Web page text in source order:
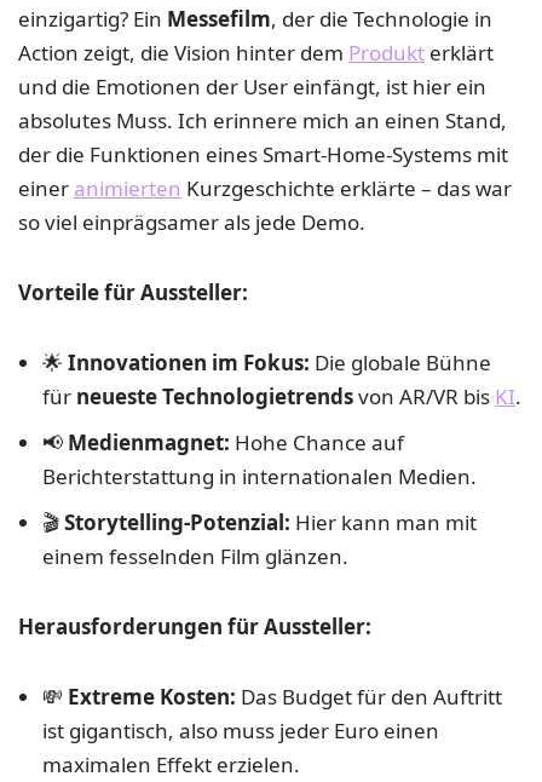
einzigartig? Ein Messefilm, der die Technologie in
Action zeigt, die Vision hinter dem Produkt erklärt
und die Emotionen der User einfängt, ist hier ein
absolutes Muss. Ich erinnere mich an einen Stand,
der die Funktionen eines Smart-Home-Systems mit
einer animierten Kurzgeschichte erklärte – das war
so viel einprägsamer als jede Demo.
Vorteile für Aussteller:
🌟 Innovationen im Fokus: Die globale Bühne
für neueste Technologietrendsvon AR/VR bis KI.
📢 Medienmagnet: Hohe Chance auf
Berichterstattung in internationalen Medien.
🎬Storytelling-Potenzial: Hier kann man mit
einem fesselnden Film glänzen.
Herausforderungen für Aussteller:
💸 Extreme Kosten: Das Budget für den Auftritt
ist gigantisch, also muss jeder Euro einen
maximalen Effekt erzielen.